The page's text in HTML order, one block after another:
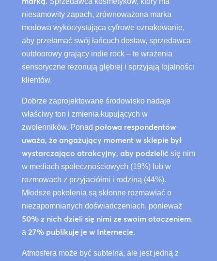
niesamowity zapach, zrównoważona marka
modowa wykorzystująca cyfrowe oznakowanie,
aby przełamać swój łańcuch dostaw, sprzedawca
outdoorowy grający indie rock – te wrażenia
sensoryczne rezonują głębiej i sprzyjają lojalności
klientów.
Dobrze zaprojektowane środowisko nadaje
właściwy ton i zmienia kupujących w
zwolenników. Ponad połowa respondentów
uważa, że angażujący moment w sklepie był
wystarczająco atrakcyjny, aby podzielić się nim
w mediach społecznościowych (19%) lub w
rozmowach z przyjaciółmi i rodziną (44%).
Młodsze pokolenia są skłonne rozmawiać o
niezapomnianych doświadczeniach, ponieważ
50% z nich dzieli się nimi ze swoim otoczeniem,
a 27% publikuje je w Internecie.
Atmosfera może być subtelna, ale jest jedną z